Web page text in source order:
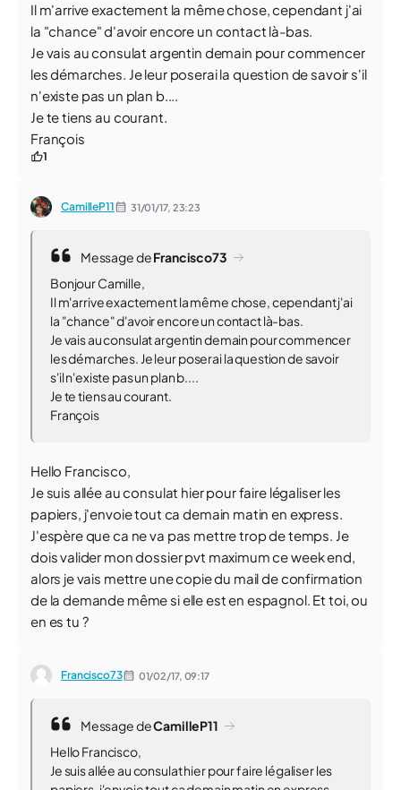
Il m'arrive exactement la même chose, cependant j'ai
la "chance" d'avoir encore un contact là-bas.
Je vais au consulat argentin demain pour commencer
les démarches. Je leur poserai la question de savoir s'il
n'existe pas un plan b....
Je te tiens au courant.
François
1
CamilleP11 31/01/17, 23:23
Message deFrancisco73
Bonjour Camille,
Il m'arrive exactement la même chose, cependant j'ai
la "chance" d'avoir encore un contact là-bas.
Je vais au consulat argentin demain pour commencer
les démarches. Je leur poserai la question de savoir
s'il n'existe pas un plan b....
Je te tiens au courant.
François
Hello Francisco,
Je suis allée au consulat hier pour faire légaliser les
papiers, j'envoie tout ca demain matin en express.
J'espère que ca ne va pas mettre trop de temps. Je
dois valider mon dossier pvt maximum ce week end,
alors je vais mettre une copie du mail de confirmation
de la demande même si elle est en espagnol. Et toi, ou
en es tu ?
Francisco73 01/02/17, 09:17
Message deCamilleP11
Hello Francisco,
Je suis allée au consulat hier pour faire légaliser les